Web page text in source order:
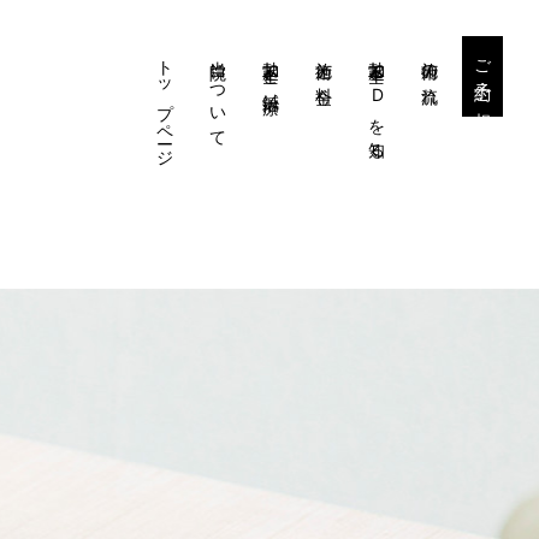
トップページ 当院について 勃起不全と鍼治療 施術と料金 勃起不全・EDを知る 施術の流れ ご予約・ご相談